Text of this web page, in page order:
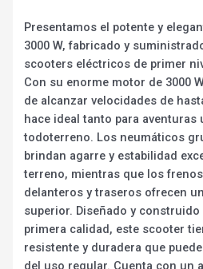
Presentamos el potente y
3000 W, fabricado y
scooters eléctricos de primer
Con su enorme motor de 3000
de alcanzar velocidades de
hace ideal tanto para aventuras
todoterreno. Los neumáticos
brindan agarre y estabilidad
terreno, mientras que los
delanteros y traseros ofrecen
superior. Diseñado y
primera calidad, este scooter
resistente y duradera que